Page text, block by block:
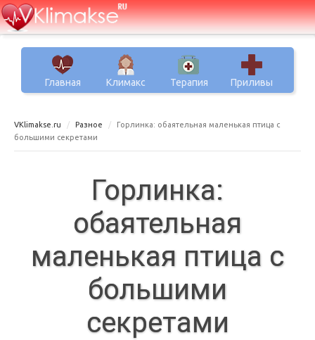
Главная Климакс Терапия Приливы
VKlimakse.ru Разное
Горлинка: обаятельная маленькая птица с
большими секретами
Горлинка:
обаятельная
маленькая птица с
большими
секретами